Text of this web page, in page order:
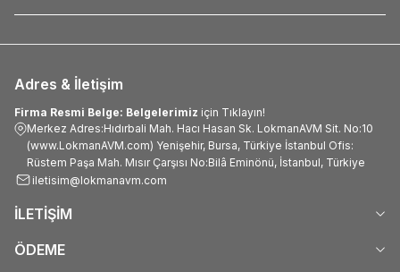
Adres & İletişim
Firma Resmi Belge: Belgelerimiz için Tıklayın!
Merkez Adres:Hıdırbali Mah. Hacı Hasan Sk. LokmanAVM Sit. No:10
(www.LokmanAVM.com) Yenişehir, Bursa, Türkiye İstanbul Ofis:
Rüstem Paşa Mah. Mısır Çarşısı No:Bilâ Eminönü, İstanbul, Türkiye
iletisim@lokmanavm.com
İLETİŞİM
ÖDEME